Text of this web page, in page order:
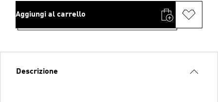
Aggiungi al carrello
Descrizione